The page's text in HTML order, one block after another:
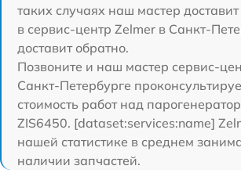
таких случаях наш мастер
в сервис-центр Zelmer в Санкт-
доставит обратно.
Позвоните и наш мастер сервис-
Санкт-Петербурге
стоимость работ над
ZIS6450. [dataset:services:name]
нашей статистике в среднем
наличии запчастей.